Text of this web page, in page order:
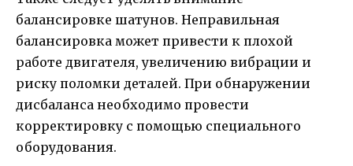
балансировке шатунов. Неправильная
балансировка может привести к плохой
работе двигателя, увеличению вибрации и
риску поломки деталей. При обнаружении
дисбаланса необходимо провести
корректировку с помощью специального
оборудования.